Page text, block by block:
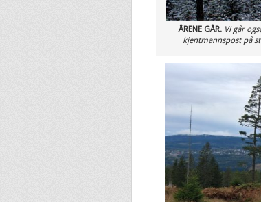
ÅRENE GÅR. Vi går
kjentmannspost på